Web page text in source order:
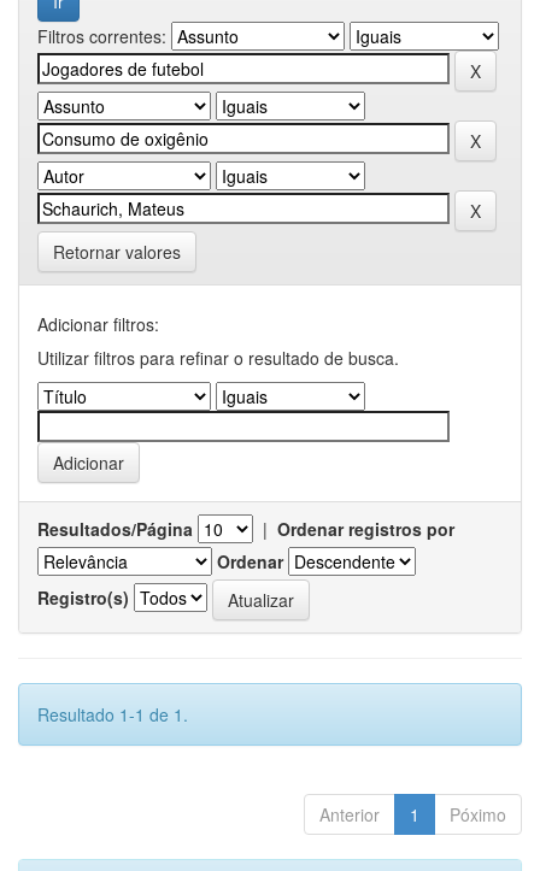
Filtros correntes:
Retornar valores
Adicionar filtros:
Utilizar filtros para refinar o resultado de busca.
Resultados/Página | Ordenar registros por
Ordenar
Registro(s)
Resultado 1-1 de 1.
Anterior 1 Póximo